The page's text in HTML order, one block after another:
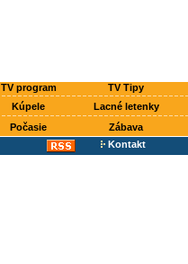
TV program
TV Tipy
Kúpele
Lacné letenky
Počasie
Zábava
Kontakt